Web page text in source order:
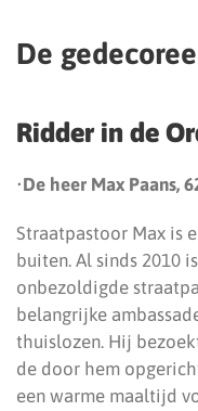
De
Ridder in de
•De heer Max Paans,
Straatpastoor Max is
buiten. Al sinds 2010
onbezoldigde
belangrijke
thuislozen. Hij
de door hem
een warme maaltijd